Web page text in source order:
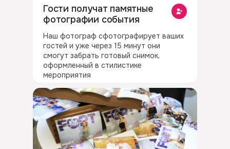
Гости получат памятные
фотографии события
Наш фотограф сфотографирует ваших
гостей и уже через 15 минут они
смогут забрать готовый снимок,
оформленный в стилистике
мероприятия